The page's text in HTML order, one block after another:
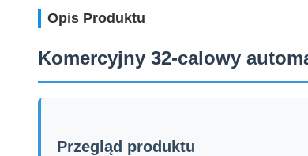
Opis Produktu
Komercyjny 32-calowy
Przegląd produktu